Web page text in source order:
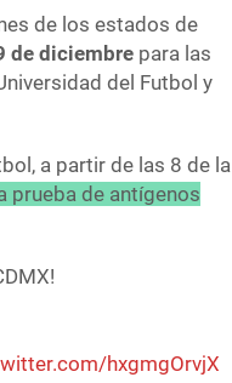
de los estados de
de diciembre para las
del Futbol y
a partir de las 8 de la
prueba de antígenos
hxgmgOrvjX